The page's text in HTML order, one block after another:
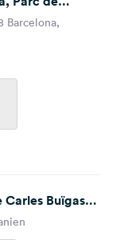
Barcelona,
Buïgas,